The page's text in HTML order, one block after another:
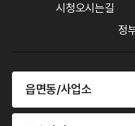
시청오시는길
정
읍면동/사업소